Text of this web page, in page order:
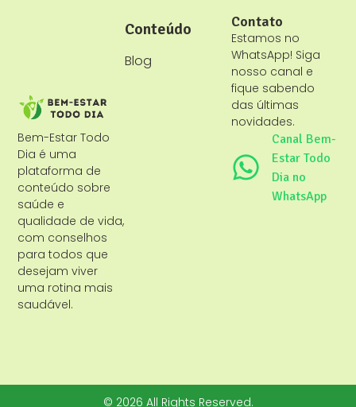
Bem-Estar Todo
Dia é uma
plataforma de
conteúdo sobre
saúde e
qualidade de vida,
com conselhos
para todos que
desejam viver
uma rotina mais
saudável.
Conteúdo
Blog
Contato
Estamos no
WhatsApp! Siga
nosso canal e
fique sabendo
das últimas
novidades.
Canal Bem-
Estar Todo
Dia no
WhatsApp
© 2026 All Rights Reserved.